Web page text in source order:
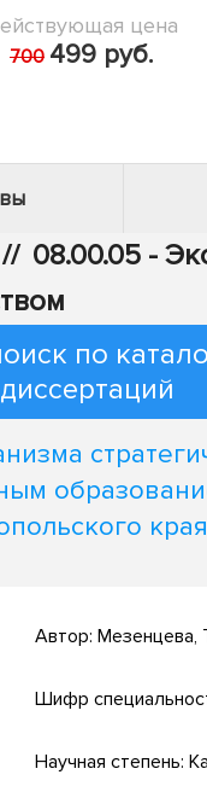
цена
700 499 руб.
// 08.00.05 -
по
края
Автор: Мезенцева,
Шифр
Научная степень: